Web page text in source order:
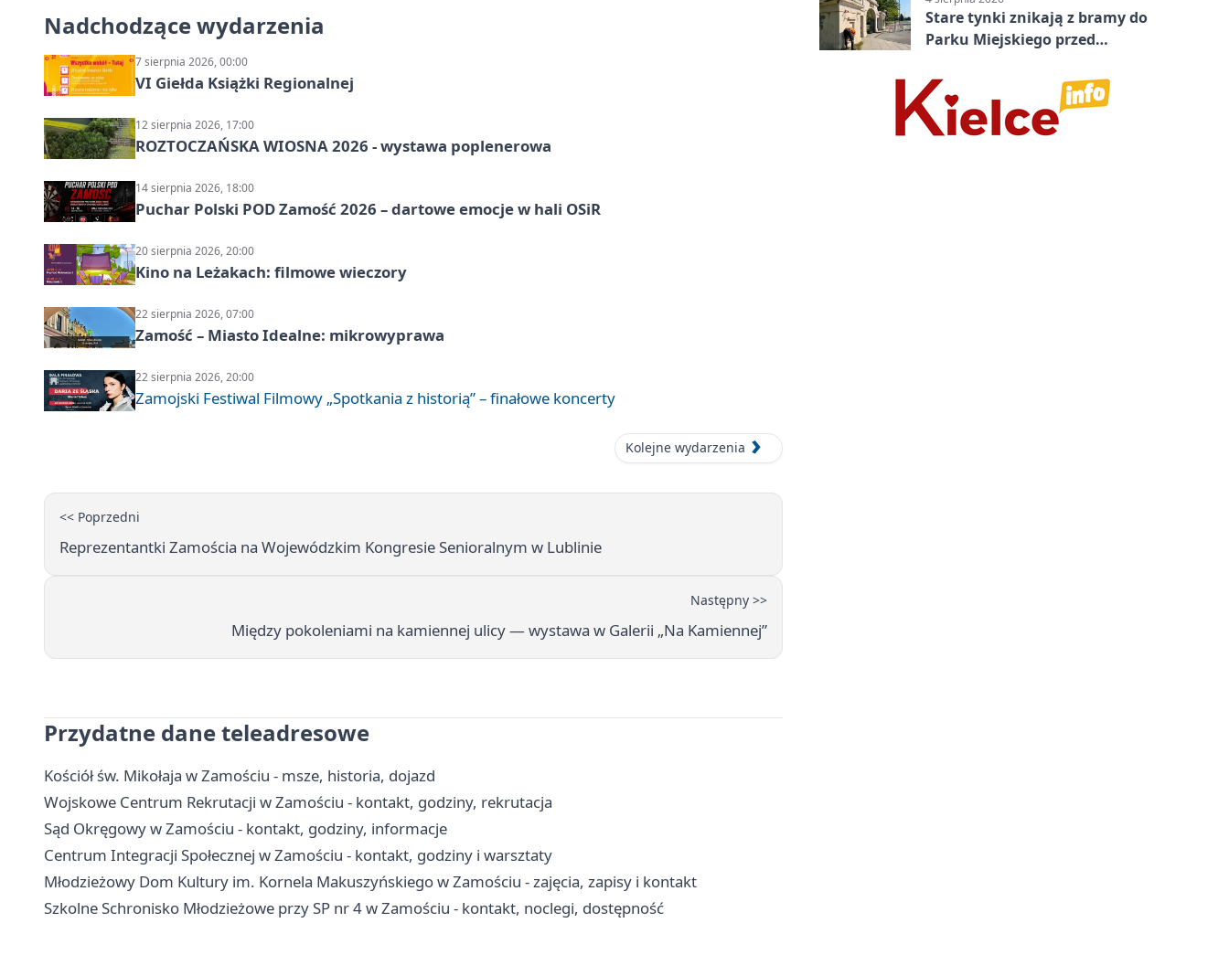
Nadchodzące wydarzenia
7 sierpnia 2026, 00:00
VI Giełda Książki Regionalnej
12 sierpnia 2026, 17:00
ROZTOCZAŃSKA WIOSNA 2026 - wystawa poplenerowa
14 sierpnia 2026, 18:00
Puchar Polski POD Zamość 2026 – dartowe emocje w hali OSiR
20 sierpnia 2026, 20:00
Kino na Leżakach: filmowe wieczory
22 sierpnia 2026, 07:00
Zamość – Miasto Idealne: mikrowyprawa
22 sierpnia 2026, 20:00
Zamojski Festiwal Filmowy „Spotkania z historią” – finałowe koncerty
Kolejne wydarzenia
<< Poprzedni
Reprezentantki Zamościa na Wojewódzkim Kongresie Senioralnym w Lublinie
Następny >>
Między pokoleniami na kamiennej ulicy — wystawa w Galerii „Na Kamiennej”
Przydatne dane teleadresowe
Kościół św. Mikołaja w Zamościu - msze, historia, dojazd
Wojskowe Centrum Rekrutacji w Zamościu - kontakt, godziny, rekrutacja
Sąd Okręgowy w Zamościu - kontakt, godziny, informacje
Centrum Integracji Społecznej w Zamościu - kontakt, godziny i warsztaty
Młodzieżowy Dom Kultury im. Kornela Makuszyńskiego w Zamościu - zajęcia, zapisy i kontakt
Szkolne Schronisko Młodzieżowe przy SP nr 4 w Zamościu - kontakt, noclegi, dostępność
Stare tynki znikają z bramy do
Parku Miejskiego przed